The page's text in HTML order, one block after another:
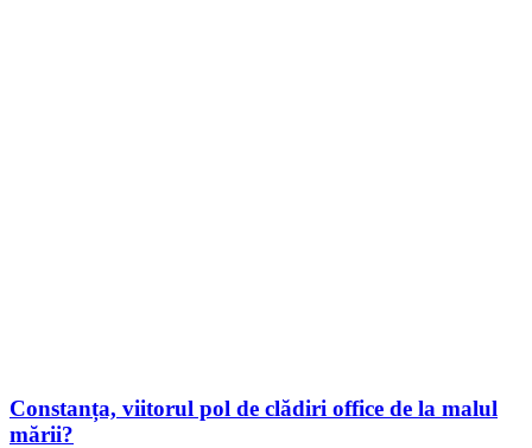
Constanța, viitorul pol de clădiri office de la malul
mării?